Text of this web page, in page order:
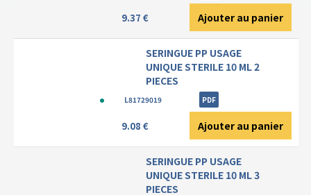
9.37 € Ajouter au panier
SERINGUE PP USAGE
UNIQUE STERILE 10 ML 2
PIECES
L81729019 PDF
9.08 € Ajouter au panier
SERINGUE PP USAGE
UNIQUE STERILE 10 ML 3
PIECES